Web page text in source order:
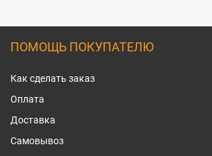
ПОМОЩЬ ПОКУПАТЕЛЮ
Как сделать заказ
Оплата
Доставка
Самовывоз